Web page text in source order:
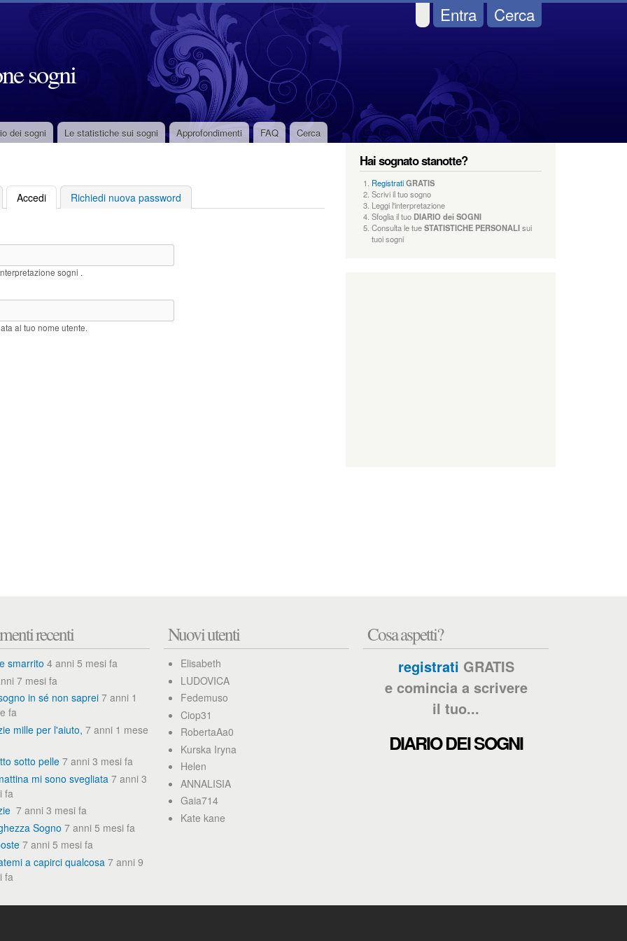
Cerca
Entra
sogni
dei sogni Le statistiche sui sogni Approfondimenti FAQ Cerca
Accedi (scheda attiva)
Richiedi nuova password
sogni .
al tuo nome utente.
Hai sognato stanotte?
RegistratiGRATIS
Scrivi il tuo sogno
Leggi l'interpretazione
Sfoglia il tuo DIARIO dei SOGNI
Consulta le tueSTATISTICHE PERSONALIsui
tuoi sogni
recenti
smarrito 4 anni 5 mesi fa
7 mesi fa
in sé non saprei 7 anni 1
fa
mille per l'aiuto, 7 anni 1 mese
sotto pelle 7 anni 3 mesi fa
mi sono svegliata 7 anni 3
fa
7 anni 3 mesi fa
Sogno 7 anni 5 mesi fa
7 anni 5 mesi fa
a capirci qualcosa 7 anni 9
fa
Nuovi utenti
Elisabeth
LUDOVICA
Fedemuso
Ciop31
RobertaAa0
Kurska Iryna
Helen
ANNALISIA
Gaia714
Kate kane
Cosa aspetti?
registrati GRATIS
e comincia a scrivere
il tuo...
DIARIO DEI SOGNI